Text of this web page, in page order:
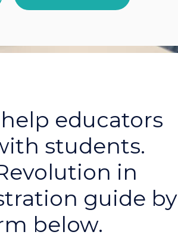
educators
students.
in
guide by
below.